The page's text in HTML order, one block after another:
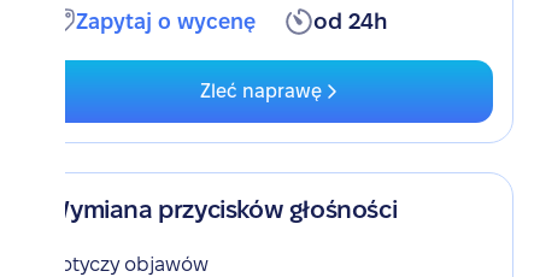
Zapytaj o wycenę od 24h
Zleć naprawę
Wymiana przycisków głośności
Dotyczy objawów